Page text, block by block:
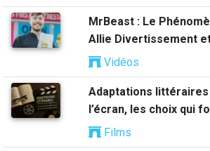
MrBeast : Le
Allie Divertissement
Vidéos
Adaptations littéraires
l’écran, les choix qui
Films